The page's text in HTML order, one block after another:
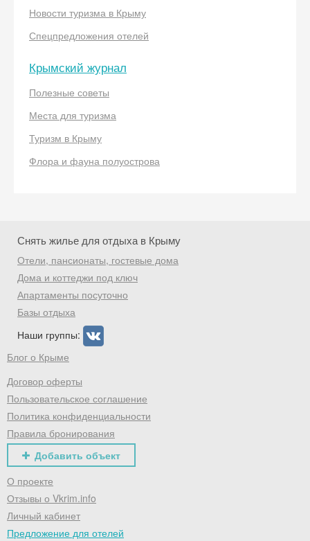
Новости туризма в Крыму
Спецпредложения отелей
Крымский журнал
Полезные советы
Места для туризма
Туризм в Крыму
Флора и фауна полуострова
Снять жилье для отдыха в Крыму
Отели, пансионаты, гостевые дома
Дома и коттеджи под ключ
Апартаменты посуточно
Базы отдыха
Наши группы:
Блог о Крыме
Договор оферты
Пользовательское соглашение
Политика конфиденциальности
Правила бронирования
Добавить объект
О проекте
Отзывы о Vkrim.info
Личный кабинет
Предложение для отелей